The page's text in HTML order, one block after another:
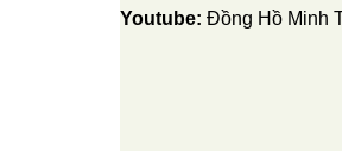
Youtube: Đồng Hồ Minh